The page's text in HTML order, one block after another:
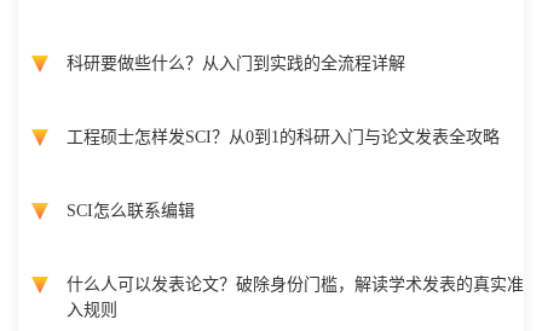
科研要做些什么？从入门到实践的全流程详解
工程硕士怎样发SCI？从0到1的科研入门与论文发表全攻略
SCI怎么联系编辑
什么人可以发表论文？破除身份门槛，解读学术发表的真实准
入规则